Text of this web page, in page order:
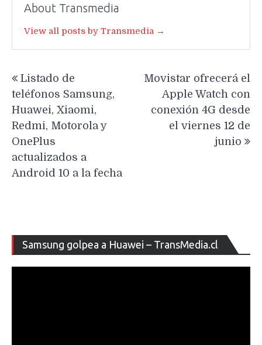
About Transmedia
View all posts by Transmedia →
de
entradas
Listado de
teléfonos Samsung,
Huawei, Xiaomi,
Redmi, Motorola y
OnePlus
actualizados a
Android 10 a la fecha
Movistar ofrecerá el
Apple Watch con
conexión 4G desde
el viernes 12 de
junio
Samsung golpea a Huawei – TransMedia.cl
de